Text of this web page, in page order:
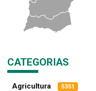
CATEGORIAS
Agricultura 5351